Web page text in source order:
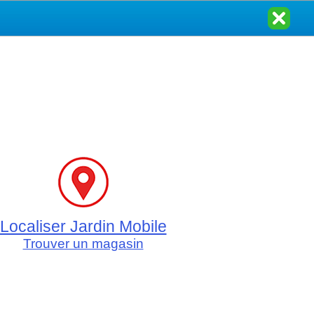
Localiser Jardin Mobile
Trouver un magasin